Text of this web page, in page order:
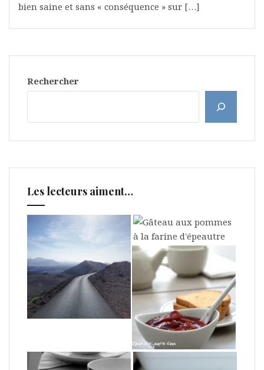
bien saine et sans « conséquence » sur […]
Rechercher
Les lecteurs aiment…